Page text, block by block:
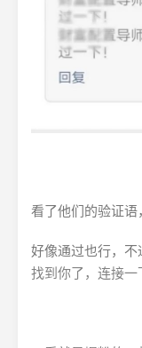
看了他们的验证语
好像通过也行，不
找到你了，连接一